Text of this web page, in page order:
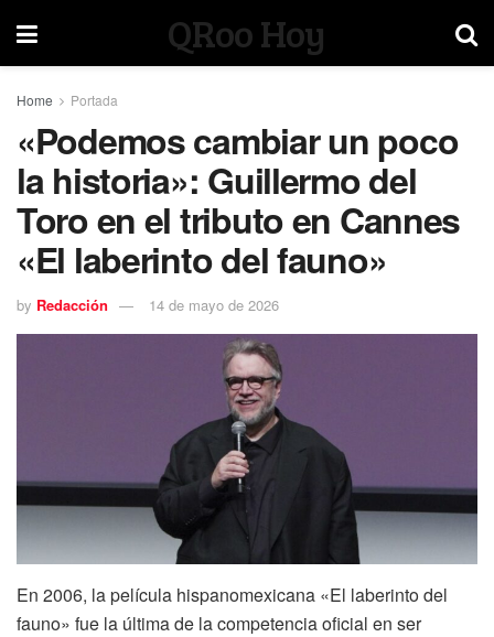
QRoo Hoy
Home Portada
«Podemos cambiar un poco
la historia»: Guillermo del
Toro en el tributo en Cannes
«El laberinto del fauno»
by Redacción 14 de mayo de 2026
En 2006, la película hispanomexicana «El laberinto del
fauno» fue la última de la competencia oficial en ser